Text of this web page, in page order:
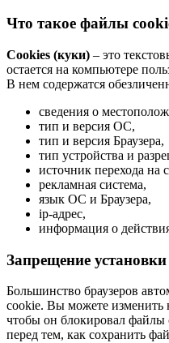
Что такое файлы
Cookies (куки) – это
остается на компьютере
В нем содержатся
сведения о
тип и версия ОС,
тип и версия Браузера,
тип устройства и
источник перехода на
рекламная система,
язык ОС и Браузера,
ip-адрес,
информация о
Запрещение
Большинство браузеров
cookie. Вы можете изменить
чтобы он блокировал файлы
перед тем, как сохранить